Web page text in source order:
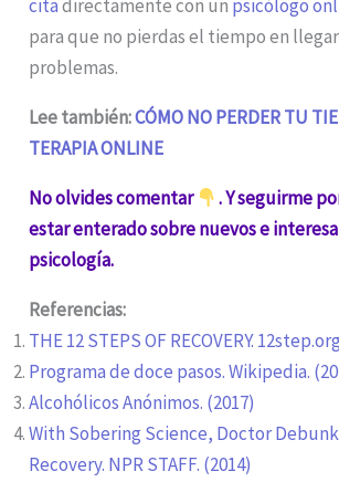
citadirectamente con un psicólogo
para que no pierdas el tiempo en
problemas.
Lee también:CÓMO NO PERDER TU
TERAPIA ONLINE
No olvides comentar
. Y seguirme
estar enterado sobre nuevos e
psicología.
Referencias:
THE 12 STEPS OF RECOVERY.
Programa de doce pasos. Wikipedia.
Alcohólicos Anónimos. (2017)
With Sobering Science, Doctor
Recovery. NPR STAFF. (2014)